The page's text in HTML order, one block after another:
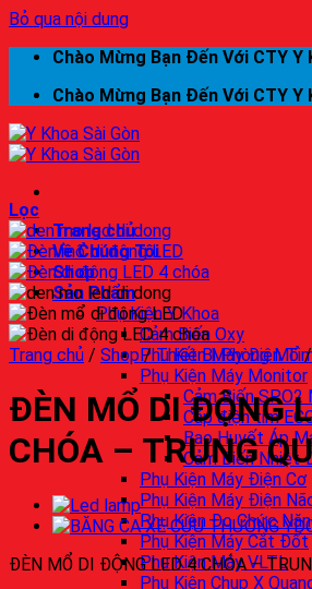
Bỏ qua nội dung
Chào Mừng Bạn Đến Với CTY Y
Chào Mừng Bạn Đến Với CTY Y
Trang chủ
Về Chúng Tôi
Shop
Sản Phẩm
Phụ Kiện Y Khoa
Cảm Biến Oxy
Phụ Kiện Máy Điện
Phụ Kiện Máy Monitor
Cảm Biến SPO2
Cáp điện tim
Bao Huyết Áp
Cảm Biến Nhiệt
Phụ Kiện Máy Điện Cơ
Phụ Kiện Máy Điện
Phụ Kiện Đo Chức
Phụ Kiện Máy Cắt Đốt
Phụ Kiện Máy VLTL
Phụ Kiện Chụp X
Lọc
Trang chủ / Shop / Thiết Bị Phòng Mổ /
ĐÈN MỔ DI ĐỘNG
CHÓA – TRUNG
ĐÈN MỔ DI ĐỘNG LED 4 CHÓA –